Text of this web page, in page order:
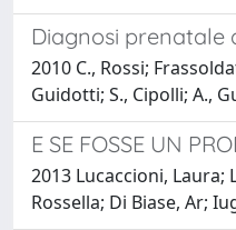
Diagnosi prenatale
2010 C., Rossi;
Guidotti; S., Cipolli; A.,
E SE FOSSE UN
2013 Lucaccioni, Laura;
Rossella; Di Biase, Ar;